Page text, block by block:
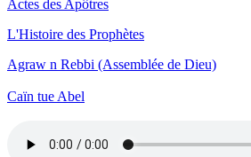
Actes des Apôtres
L'Histoire des Prophètes
Agraw n Rebbi (Assemblée de Dieu)
Caïn tue Abel